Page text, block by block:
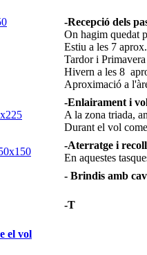
-Recepció dels
On hagim quedat
Estiu a les 7 aprox.
Tardor i
Hivern a les 8
Aproximació a
-Enlairament i
A la zona triada,
Durant el vol
-Aterratge i
En aquestes
- Brindis amb
-T
el vol